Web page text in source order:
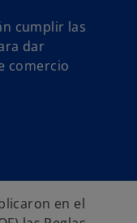
cumplir las
dar
comercio
en el